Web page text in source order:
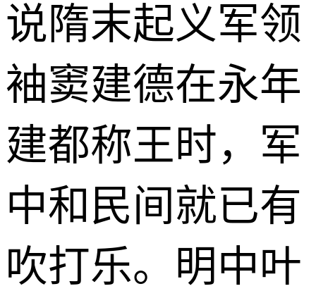
说隋末起义军领
袖窦建德在永年
建都称王时，军
中和民间就已有
吹打乐。明中叶